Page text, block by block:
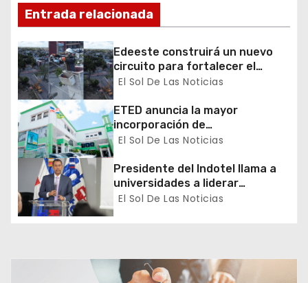
n
d
e
e
n
t
r
a
Entrada relacionada
Edeeste construirá un nuevo
circuito para fortalecer el
servicio eléctrico en San Pedro
El Sol De Las Noticias
ETED anuncia la mayor
incorporación de
almacenamiento de energía del
Caribe
El Sol De Las Noticias
Presidente del Indotel llama a
universidades a liderar
transformación digital del país
El Sol De Las Noticias